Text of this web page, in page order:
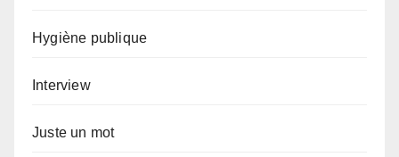
Hygiène publique
Interview
Juste un mot